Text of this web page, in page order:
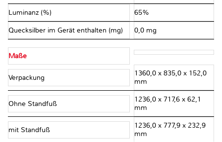
Luminanz (%) 65%
Quecksilber im Gerät enthalten (mg) 0,0 mg
Maße
Verpackung
1360,0 x 835,0 x 152,0
mm
Ohne Standfuß
1236,0 x 717,6 x 62,1
mm
mit Standfuß
1236,0 x 777,9 x 232,9
mm